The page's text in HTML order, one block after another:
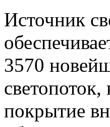
Источник
3570
покрытие